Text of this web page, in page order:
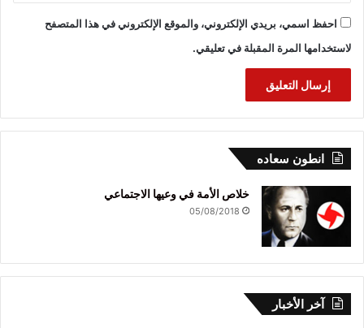
احفظ اسمي، بريدي الإلكتروني، والموقع الإلكتروني في هذا المتصفح
لاستخدامها المرة المقبلة في تعليقي.
انطون سعاده
خلاص الأمة في وعيها الاجتماعي
05/08/2018
آخر الأخبار